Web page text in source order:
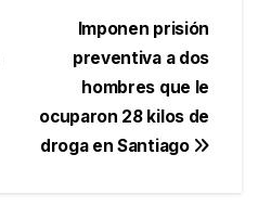
Imponen prisión
preventiva a dos
hombres que le
ocuparon 28 kilos de
droga en Santiago